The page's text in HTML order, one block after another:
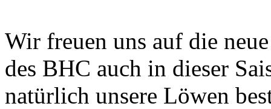
Wir freuen uns auf die
des BHC auch in dieser
natürlich unsere Löwen